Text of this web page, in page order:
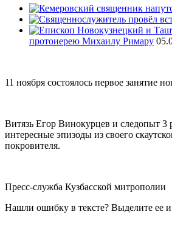
протоиерею Михаилу Римару
11 ноября состоялось первое занятие
Витязь Егор Винокурцев и следопыт 3
интересные эпизоды из своего
покровителя.
Пресс-служба Кузбасской митрополии
Нашли ошибку в тексте? Выделите ее